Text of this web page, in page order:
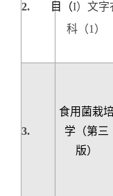
2.
目（I）文字
科（1 ）
3.
食用菌栽
学（第三
版）